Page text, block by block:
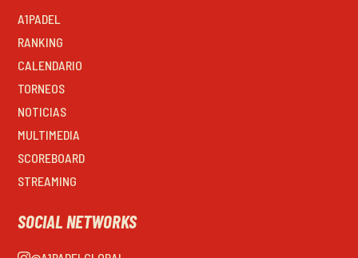
A1PADEL
RANKING
CALENDARIO
TORNEOS
NOTICIAS
MULTIMEDIA
SCOREBOARD
STREAMING
SOCIAL NETWORKS